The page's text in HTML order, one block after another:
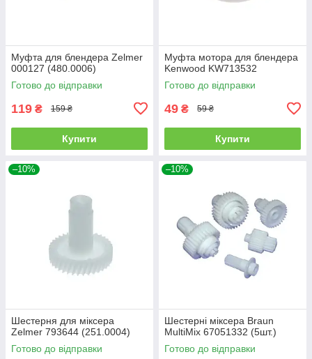
Муфта для блендера Zelmer
000127 (480.0006)
Готово до відправки
119 ₴ 159 ₴
Купити
Муфта мотора для блендера
Kenwood KW713532
Готово до відправки
49 ₴ 59 ₴
Купити
–10%
Шестерня для міксера
Zelmer 793644 (251.0004)
Готово до відправки
–10%
Шестерні міксера Braun
MultiMix 67051332 (5шт.)
Готово до відправки